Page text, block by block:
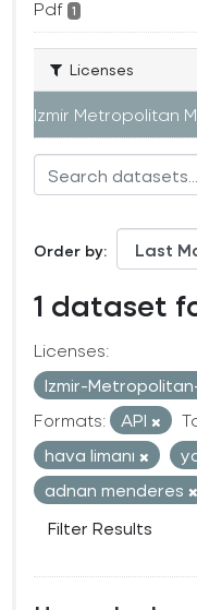
Pdf 1
Licenses
Izmir Metropolitan
Order by
1 dataset
Licenses:
Izmir-
Formats:
API
hava limanı
adnan menderes
Filter Results